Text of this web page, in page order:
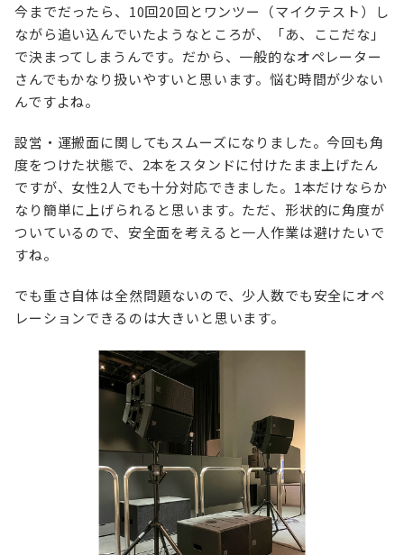
今までだったら、10回20回とワンツー（マイクテスト）し
ながら追い込んでいたようなところが、「あ、ここだな」
で決まってしまうんです。だから、一般的なオペレーター
さんでもかなり扱いやすいと思います。悩む時間が少ない
んですよね。
設営・運搬面に関してもスムーズになりました。今回も角
度をつけた状態で、2本をスタンドに付けたまま上げたん
ですが、女性2人でも十分対応できました。1本だけならか
なり簡単に上げられると思います。ただ、形状的に角度が
ついているので、安全面を考えると一人作業は避けたいで
すね。
でも重さ自体は全然問題ないので、少人数でも安全にオペ
レーションできるのは大きいと思います。